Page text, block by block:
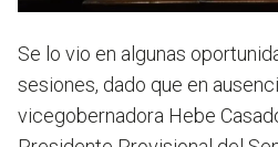
Se lo vio en algunas
sesiones, dado que en
vicegobernadora Hebe